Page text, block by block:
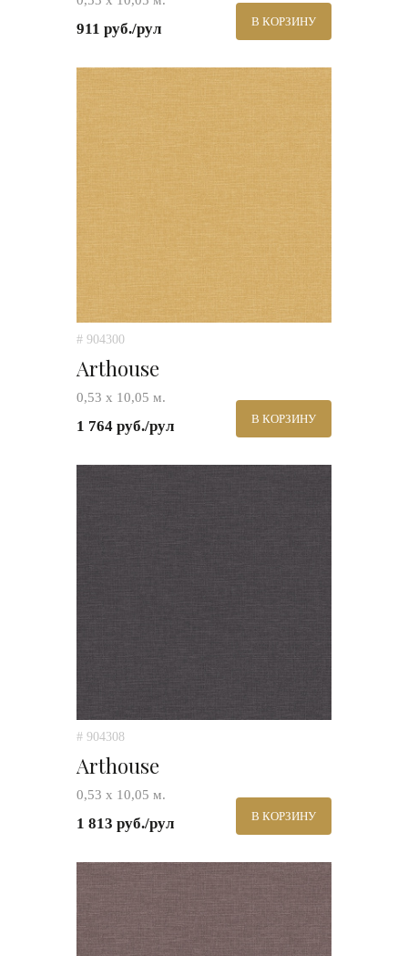
911 руб./рул В КОРЗИНУ
# 904300
Arthouse
0,53 х 10,05 м.
1 764 руб./рул В КОРЗИНУ
# 904308
Arthouse
0,53 х 10,05 м.
1 813 руб./рул В КОРЗИНУ